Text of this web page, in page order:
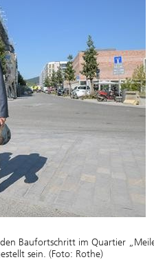
Baufortschritt im Quartier
sein. (Foto: Rothe)